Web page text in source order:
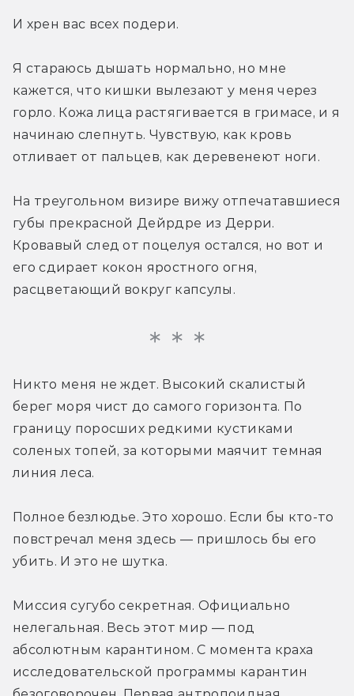
И хрен вас всех подери.
Я стараюсь дышать нормально, но мне
кажется, что кишки вылезают у меня через
горло. Кожа лица растягивается в гримасе, и я
начинаю слепнуть. Чувствую, как кровь
отливает от пальцев, как деревенеют ноги.
На треугольном визире вижу отпечатавшиеся
губы прекрасной Дейрдре из Дерри.
Кровавый след от поцелуя остался, но вот и
его сдирает кокон яростного огня,
расцветающий вокруг капсулы.
Никто меня не ждет. Высокий скалистый
берег моря чист до самого горизонта. По
границу поросших редкими кустиками
соленых топей, за которыми маячит темная
линия леса.
Полное безлюдье. Это хорошо. Если бы кто-то
повстречал меня здесь — пришлось бы его
убить. И это не шутка.
Миссия сугубо секретная. Официально
нелегальная. Весь этот мир — под
абсолютным карантином. С момента краха
исследовательской программы карантин